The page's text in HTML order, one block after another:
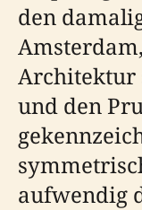
den
Architektur
und den
aufwendig